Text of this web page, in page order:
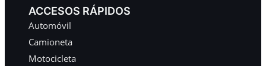
ACCESOS RÁPIDOS
Automóvil
Camioneta
Motocicleta